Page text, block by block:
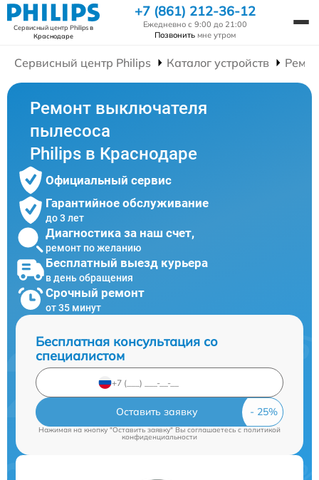
Сервисный центр Philipsв
Краснодаре
+7 (861) 212-36-12
Ежедневно с 9:00 до 21:00
Позвонить мне утром
Сервисный центр Philips Каталог устройств
Ремонт выключателя
пылесоса
Philips в Краснодаре
Официальный сервис
Гарантийное обслуживание
до 3 лет
Диагностика за наш счет,
ремонт по желанию
Бесплатный выезд курьера
в день обращения
Срочный ремонт
от 35 минут
Бесплатная консультация со
специалистом
Оставить заявку
Нажимая на кнопку "Оставить заявку" Вы соглашаетесь c политикой
конфиденциальности